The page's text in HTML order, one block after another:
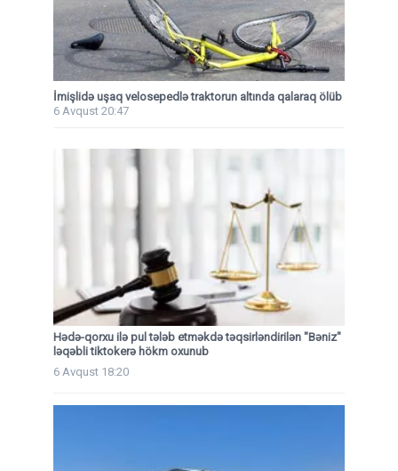
İmişlidə uşaq velosepedlə traktorun altında qalaraq ölüb
6 Avqust 20:47
Hədə-qorxu ilə pul tələb etməkdə təqsirləndirilən "Bəniz"
ləqəbli tiktokerə hökm oxunub
6 Avqust 18:20